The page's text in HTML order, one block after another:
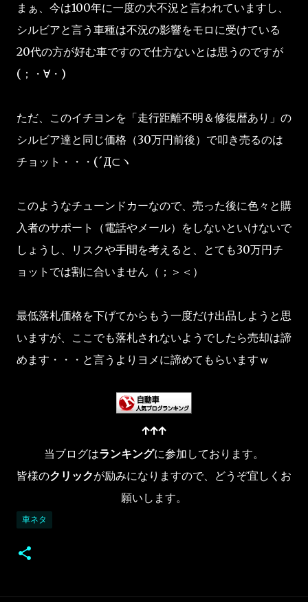
まぁ、今は100年に一度の大不況と言われていますし、
シルビアと言う車種は不況の影響をモロに受けている
20代の方が好む車ですので仕方ないとは思うのですが
(；・∀・)
ただ、このイチヨンを「走行距離不明＆修復暦あり」の
シルビア達と同じ価格（30万円前後）で叩き売るのは
チョット・・・(´Д⊂ヽ
このようなチューンドカーなので、売った後に色々と購
入者のサポート（電話やメール）をしないといけないで
しょうし、リスクや手間を考えると、とても30万円チ
ョットでは割に合いません（；＞＜）
最低落札価格を下げてからもう一度だけ出品しようと思
いますが、ここでも落札されないようでしたら売却は諦
めます・・・と言うよりヨメに諦めてもらいますｗ
↑↑↑
当ブログはランキングに参加しております。
皆様のクリックが励みになりますので、どうぞ宜しくお
願いします。
車ネタ